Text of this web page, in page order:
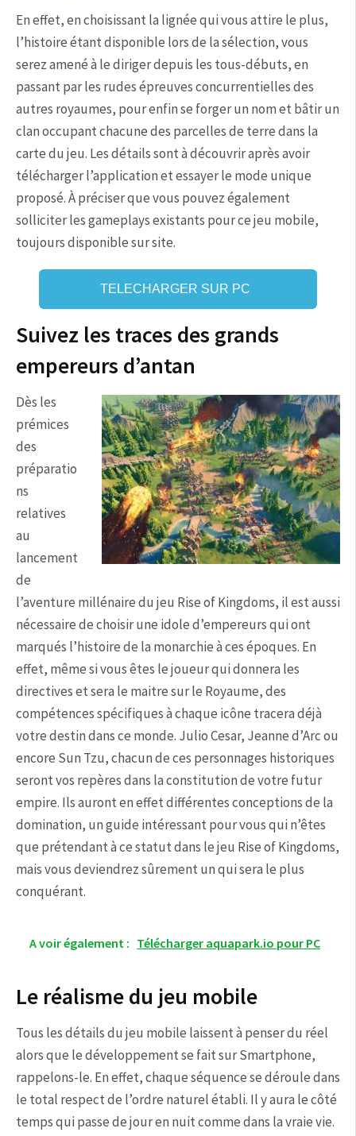
En effet, en choisissant la lignée qui vous attire le plus,
l’histoire étant disponible lors de la sélection, vous
serez amené à le diriger depuis les tous-débuts, en
passant par les rudes épreuves concurrentielles des
autres royaumes, pour enfin se forger un nom et bâtir un
clan occupant chacune des parcelles de terre dans la
carte du jeu. Les détails sont à découvrir après avoir
télécharger l’application et essayer le mode unique
proposé. À préciser que vous pouvez également
solliciter les gameplays existants pour ce jeu mobile,
toujours disponible sur site.
TELECHARGER SUR PC
Suivez les traces des grands
empereurs d’antan
Dès les
prémices
des
préparatio
ns
relatives
au
lancement
de
l’aventure millénaire du jeu Rise of Kingdoms, il est aussi
nécessaire de choisir une idole d’empereurs qui ont
marqués l’histoire de la monarchie à ces époques. En
effet, même si vous êtes le joueur qui donnera les
directives et sera le maitre sur le Royaume, des
compétences spécifiques à chaque icône tracera déjà
votre destin dans ce monde. Julio Cesar, Jeanne d’Arc ou
encore Sun Tzu, chacun de ces personnages historiques
seront vos repères dans la constitution de votre futur
empire. Ils auront en effet différentes conceptions de la
domination, un guide intéressant pour vous qui n’êtes
que prétendant à ce statut dans le jeu Rise of Kingdoms,
mais vous deviendrez sûrement un qui sera le plus
conquérant.
A voir également : Télécharger aquapark.io pour PC
Le réalisme du jeu mobile
Tous les détails du jeu mobile laissent à penser du réel
alors que le développement se fait sur Smartphone,
rappelons-le. En effet, chaque séquence se déroule dans
le total respect de l’ordre naturel établi. Il y aura le côté
temps qui passe de jour en nuit comme dans la vraie vie.